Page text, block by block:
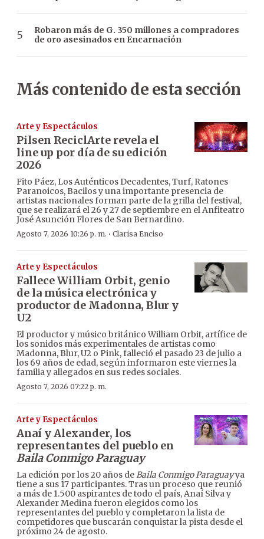
Robaron más de G. 350 millones a compradores
de oro asesinados en Encarnación
Más contenido de esta sección
Arte y Espectáculos
Pilsen ReciclArte revela el
line up por día de su edición
2026
Fito Páez, Los Auténticos Decadentes, Turf, Ratones
Paranoicos, Bacilos y una importante presencia de
artistas nacionales forman parte de la grilla del festival,
que se realizará el 26 y 27 de septiembre en el Anfiteatro
José Asunción Flores de San Bernardino.
Agosto 7, 2026 10:26 p. m. · Clarisa Enciso
Arte y Espectáculos
Fallece William Orbit, genio
de la música electrónica y
productor de Madonna, Blur y
U2
El productor y músico británico William Orbit, artífice de
los sonidos más experimentales de artistas como
Madonna, Blur, U2 o Pink, falleció el pasado 23 de julio a
los 69 años de edad, según informaron este viernes la
familia y allegados en sus redes sociales.
Agosto 7, 2026 07:22 p. m.
Arte y Espectáculos
Anaí y Alexander, los
representantes del pueblo en
Baila Conmigo Paraguay
La edición por los 20 años deBaila Conmigo Paraguayya
tiene a sus 17 participantes. Tras un proceso que reunió
a más de 1.500 aspirantes de todo el país, Anaí Silva y
Alexander Medina fueron elegidos como los
representantes del pueblo y completaron la lista de
competidores que buscarán conquistar la pista desde el
próximo 24 de agosto.